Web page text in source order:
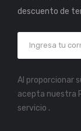
descuento de
Al proporcionar
acepta nuestra
servicio .